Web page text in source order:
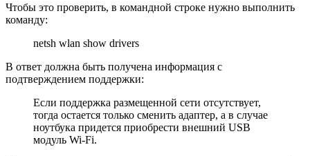
Чтобы это проверить, в командной строке нужно выполнить
команду:
netsh wlan show drivers
В ответ должна быть получена информация с
подтверждением поддержки:
Если поддержка размещенной сети отсутствует,
тогда остается только сменить адаптер, а в случае
ноутбука придется приобрести внешний USB
модуль Wi-Fi.